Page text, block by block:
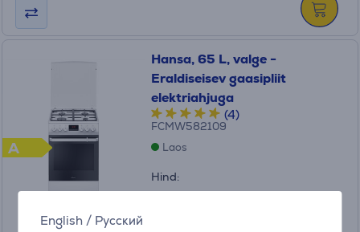
English / Русский
A
Hansa, 65 L, valge -
Eraldiseisev gaasipliit
elektriahjuga
(4)
FCMW582109
Laos
Hind:
359